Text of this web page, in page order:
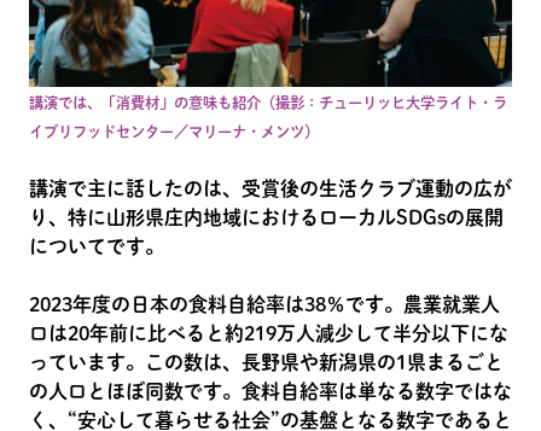
講演では、「消費材」の意味も紹介（撮影：チューリッヒ大学ライト・ラ
イブリフッドセンター／マリーナ・メンツ）
講演で主に話したのは、受賞後の生活クラブ運動の広が
り、特に山形県庄内地域におけるローカルSDGsの展開
についてです。
2023年度の日本の食料自給率は38％です。農業就業人
口は20年前に比べると約219万人減少して半分以下にな
っています。この数は、長野県や新潟県の1県まるごと
の人口とほぼ同数です。食料自給率は単なる数字ではな
く、“安心して暮らせる社会”の基盤となる数字であると